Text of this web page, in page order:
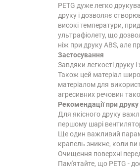
PETG дуже легко
друку і дозволяє
високі температури,
ультрафіолету, що
ніж при друку ABS, але
Застосування
Завдяки легкості друку
Також цей матеріал
матеріалом для
агресивних речовин
Рекомендації при друку
Для якісного друку
першому шарі
Ще один важливий
крапель зникне, коли ви
Очищення поверхні
Пам'ятайте, що PETG -